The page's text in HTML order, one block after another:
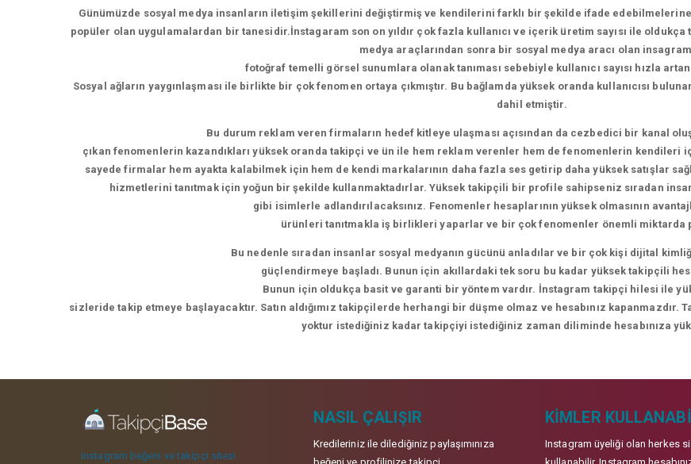
Günümüzde sosyal medya insanların iletişim şekillerini değiştirmiş ve kendilerini farklı bir şekilde ifade
popüler olan uygulamalardan bir tanesidir.İnstagaram son on yıldır çok fazla kullanıcı ve içerik üretim sayısı ile oldukça
medya araçlarından sonra bir sosyal medya aracı olan
fotoğraf temelli görsel sunumlara olanak tanıması sebebiyle kullanıcı sayısı hızla
Sosyal ağların yaygınlaşması ile birlikte bir çok fenomen ortaya çıkmıştır. Bu bağlamda yüksek oranda kullanıcısı
dahil etmiştir.
Bu durum reklam veren firmaların hedef kitleye ulaşması açısından da cezbedici bir kanal
çıkan fenomenlerin kazandıkları yüksek oranda takipçi ve ün ile hem reklam verenler hem de fenomenlerin kendileri
sayede firmalar hem ayakta kalabilmek için hem de kendi markalarının daha fazla ses getirip daha yüksek satışlar
hizmetlerini tanıtmak için yoğun bir şekilde kullanmaktadırlar. Yüksek takipçili bir profile sahipseniz sıradan
gibi isimlerle adlandırılacaksınız. Fenomenler hesaplarının yüksek olmasının
ürünleri tanıtmakla iş birlikleri yaparlar ve bir çok fenomenler önemli miktarda
Bu nedenle sıradan insanlar sosyal medyanın gücünü anladılar ve bir çok kişi dijital
güçlendirmeye başladı. Bunun için akıllardaki tek soru bu kadar yüksek takipçili
Bunun için oldukça basit ve garanti bir yöntem vardır. İnstagram takipçi hilesi ile
sizleride takip etmeye başlayacaktır. Satın aldığımız takipçilerde herhangi bir düşme olmaz ve hesabınız
yoktur istediğiniz kadar takipçiyi istediğiniz zaman diliminde hesabınıza
instagram beğeni ve takipçi sitesi
NASIL ÇALIŞIR
Kredileriniz ile dilediğiniz paylaşımınıza
KIMLER
Instagram üyeliği olan herkes